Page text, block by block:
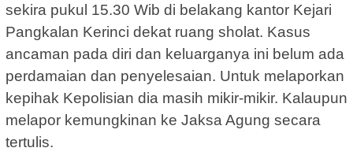
sekira pukul 15.30 Wib di belakang kantor Kejari
Pangkalan Kerinci dekat ruang sholat. Kasus
ancaman pada diri dan keluarganya ini belum ada
perdamaian dan penyelesaian. Untuk melaporkan
kepihak Kepolisian dia masih mikir-mikir. Kalaupun
melapor kemungkinan ke Jaksa Agung secara
tertulis.